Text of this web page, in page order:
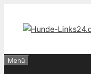
springen
Menü